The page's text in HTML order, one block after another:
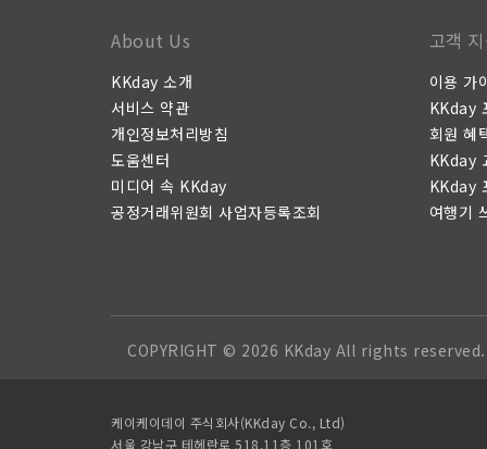
About Us
KKday 소개
서비스 약관
개인정보처리방침
도움센터
미디어 속 KKday
공정거래위원회 사업자등록조회
고객
이용 가
KKday
회원 혜
KKday
KKday
여행기
COPYRIGHT © 2026 KKday All rights reserved.
케이케이데이 주식회사(KKday Co., Ltd)
서울 강남구 테헤란로 518,11층 101호